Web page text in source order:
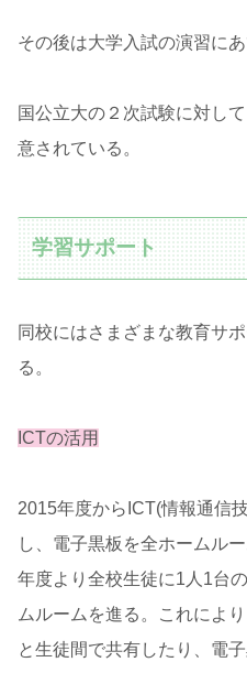
その後は大学入試の演習にあ
国公立大の２次試験に対し
意されている。
学習サポート
同校にはさまざまな教育サ
る。
ICTの活用
2015年度からICT(情報通信
し、電子黒板を全ホームル
年度より全校生徒に1人1台
ムルームを進る。これによ
と生徒間で共有したり、電